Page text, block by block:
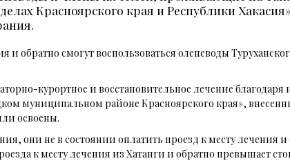
Красноярского края и Республики
обратно смогут воспользоваться оленеводы
курортное и восстановительное лечение
муниципальном районе Красноярского края»,
освоены.
они не в состоянии оплатить проезд к месту лечения и
к месту лечения из Хатанги и обратно превышает